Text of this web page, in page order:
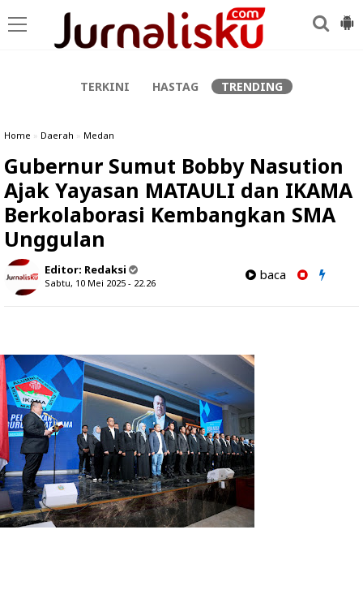
TERKINI HASTAG TRENDING
Home » Daerah » Medan
Gubernur Sumut Bobby Nasution
Ajak Yayasan MATAULI dan IKAMA
Berkolaborasi Kembangkan SMA
Unggulan
Editor: Redaksi
Sabtu, 10 Mei 2025 - 22.26
baca